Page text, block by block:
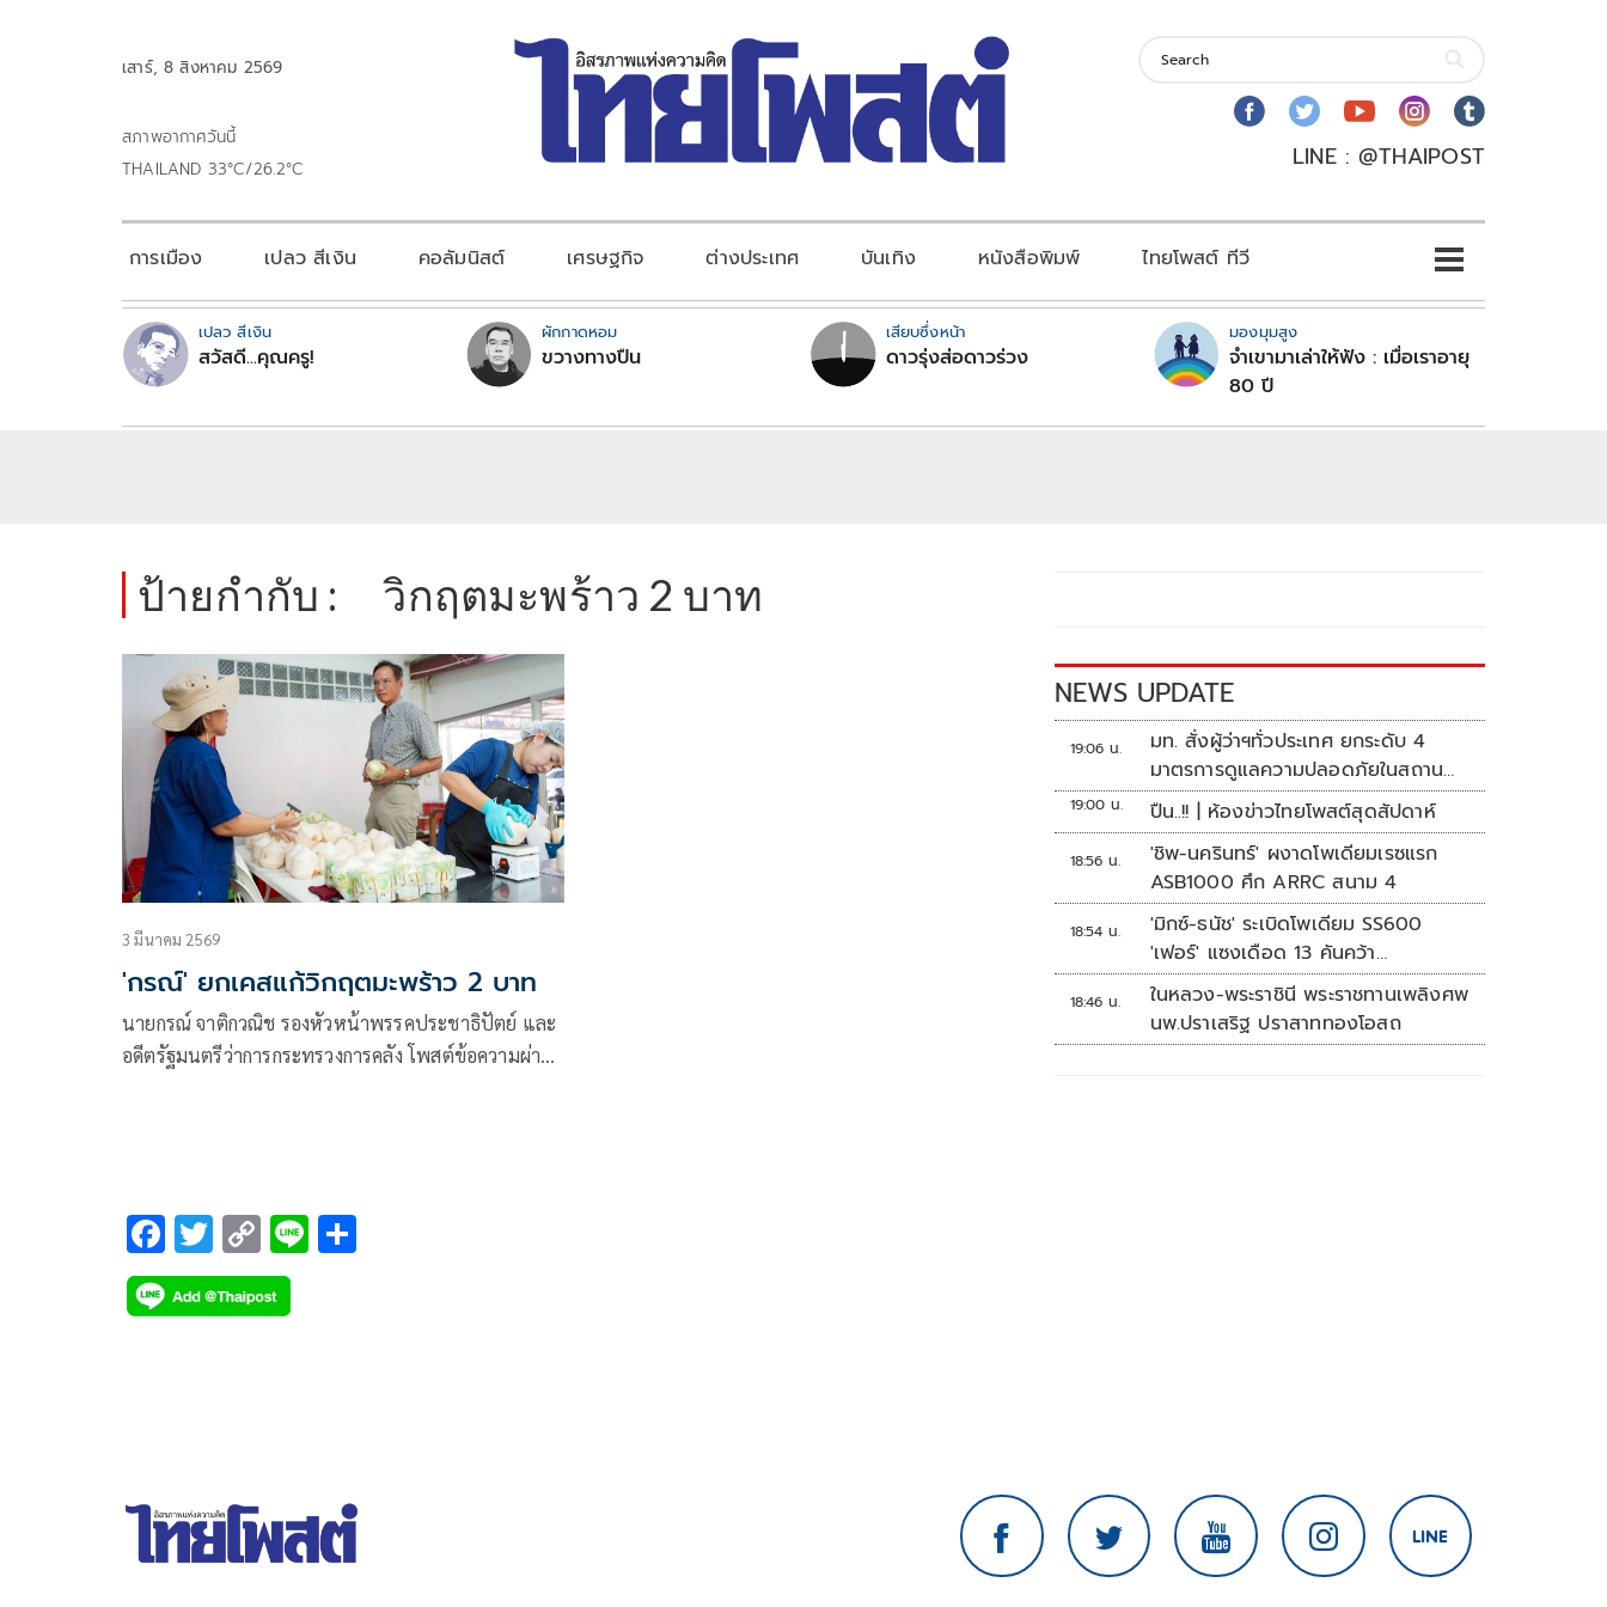
เสาร์, 8 สิงหาคม 2569
สภาพอากาศวันนี้
THAILAND 33°C/26.2°C
LINE : @THAIPOST
การเมือง เปลว สีเงิน คอลัมนิสต์ เศรษฐกิจ ต่างประเทศ บันเทิง หนังสือพิมพ์ ไทยโพสต์ ทีวี
เปลว สีเงิน
สวัสดี...คุณครู!
ผักกาดหอม
ขวางทางปืน
เสียบซึ่งหน้า
ดาวรุ่งส่อดาวร่วง
มองมุมสูง
จำเขามาเล่าให้ฟัง : เมื่อเราอายุ
80 ปี
ป้ายกำกับ : วิกฤตมะพร้าว 2 บาท
3 มีนาคม 2569
'กรณ์' ยกเคสแก้วิกฤตมะพร้าว 2 บาท
นายกรณ์ จาติกวณิช รองหัวหน้าพรรคประชาธิปัตย์ และ
อดีตรัฐมนตรีว่าการกระทรวงการคลัง โพสต์ข้อความผ่าน
F
ac
e
T
wi
tt
C
o
p
Li
NEWS UPDATE
19:06 น.
มท. สั่งผู้ว่าฯทั่วประเทศ ยกระดับ 4
มาตรการดูแลความปลอดภัยในสถาน
ศึกษา
19:00 น. ปืน..!! | ห้องข่าวไทยโพสต์สุดสัปดาห์
18:56 น.
'ชิพ-นครินทร์' ผงาดโพเดียมเรซแรก
ASB1000 ศึก ARRC สนาม 4
18:54 น.
'มิกซ์-ธนัช' ระเบิดโพเดียม SS600
'เฟอร์' แซงเดือด 13 คันคว้า
แต้ม ศึก ARRC สนาม 4
18:46 น.
ในหลวง-พระราชินี พระราชทานเพลิงศพ
นพ.ปราเสริฐ ปราสาททองโอสถ